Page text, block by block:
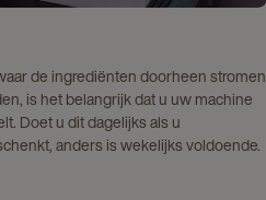
de ingrediënten doorheen stromen
is het belangrijk dat u uw machine
Doet u dit dagelijks als u
anders is wekelijks voldoende.